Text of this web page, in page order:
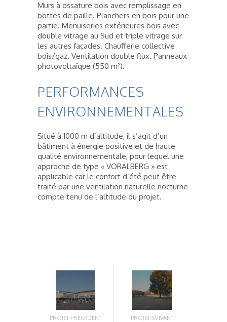
Murs à ossature bois avec remplissage en
bottes de paille. Planchers en bois pour une
partie. Menuiseries extérieures bois avec
double vitrage au Sud et triple vitrage sur
les autres façades. Chaufferie collective
bois/gaz. Ventilation double flux. Panneaux
photovoltaïque (550 m²).
PERFORMANCES
ENVIRONNEMENTALES
Situé à 1000 m d’altitude, il s’agit d’un
bâtiment à énergie positive et de haute
qualité environnementale, pour lequel une
approche de type « VORALBERG » est
applicable car le confort d’été peut être
traité par une ventilation naturelle nocturne
compte tenu de l’altitude du projet.
PROJET PRÉCÉDENT PROJET SUIVANT